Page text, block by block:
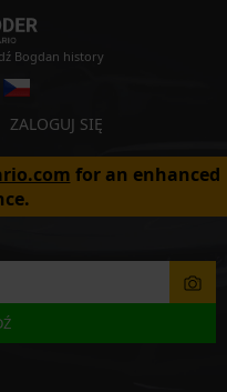
Bogdan history
ZALOGUJ SIĘ
for an enhanced